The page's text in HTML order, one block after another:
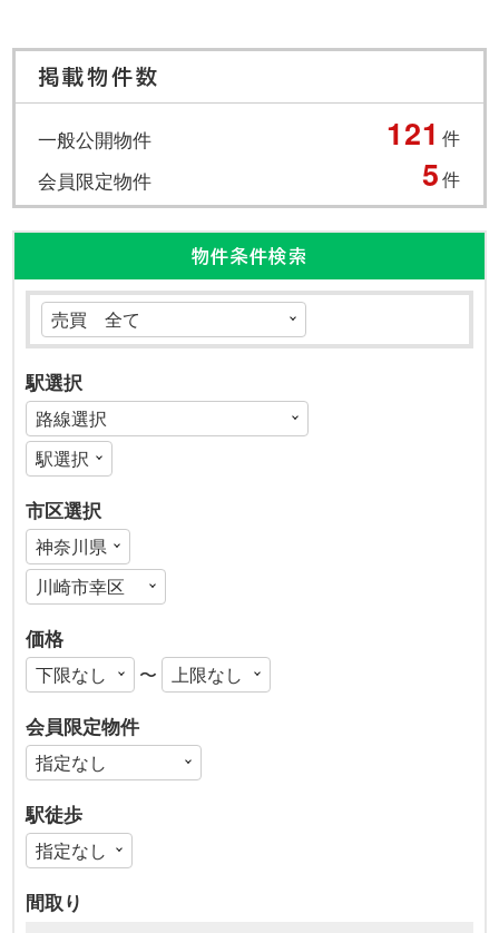
掲載物件数
一般公開物件 121 件
会員限定物件 5件
物件条件検索
駅選択
市区選択
価格
〜
会員限定物件
駅徒歩
間取り